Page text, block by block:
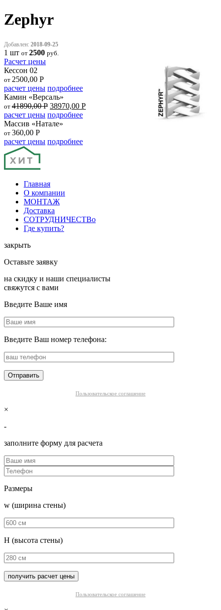
Zephyr
Добавлен: 2018-09-25
1 шт от 2500 руб.
Расчет цены
Кессон 02
от 2500,00 Р
расчет цены подробнее
Камин «Версаль»
от 41890,00Р 38970,00 Р
расчет цены подробнее
Массив «Натале»
от 360,00 Р
расчет цены подробнее
Главная
О компании
МОНТАЖ
Доставка
СОТРУДНИЧЕСТВо
Где купить?
закрыть
Оставьте заявку
на скидку и наши специалисты
свяжутся с вами
Введите Ваше имя
Введите Ваш номер телефона:
Пользовательское соглашение
×
-
заполните форму для расчета
Размеры
w (ширина стены)
H (высота стены)
Пользовательское соглашение